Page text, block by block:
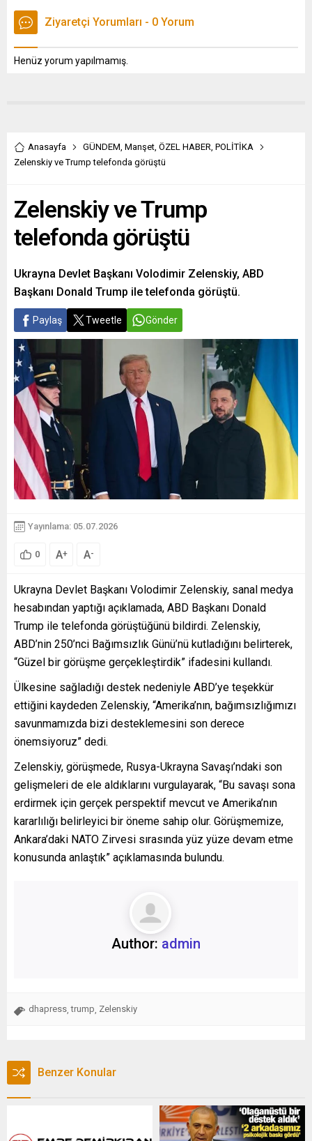
Ziyaretçi Yorumları - 0 Yorum
Henüz yorum yapılmamış.
Anasayfa GÜNDEM, Manşet, ÖZEL HABER, POLİTİKA
Zelenskiy ve Trump telefonda görüştü
Zelenskiy ve Trump
telefonda görüştü
Ukrayna Devlet Başkanı Volodimir Zelenskiy, ABD
Başkanı Donald Trump ile telefonda görüştü.
Paylaş Tweetle Gönder
Yayınlama: 05.07.2026
0 A+ A-
Ukrayna Devlet Başkanı Volodimir Zelenskiy, sanal medya
hesabından yaptığı açıklamada, ABD Başkanı Donald
Trump ile telefonda görüştüğünü bildirdi. Zelenskiy,
ABD’nin 250’nci Bağımsızlık Günü’nü kutladığını belirterek,
“Güzel bir görüşme gerçekleştirdik” ifadesini kullandı.
Ülkesine sağladığı destek nedeniyle ABD’ye teşekkür
ettiğini kaydeden Zelenskiy, “Amerika’nın, bağımsızlığımızı
savunmamızda bizi desteklemesini son derece
önemsiyoruz” dedi.
Zelenskiy, görüşmede, Rusya-Ukrayna Savaşı’ndaki son
gelişmeleri de ele aldıklarını vurgulayarak, “Bu savaşı sona
erdirmek için gerçek perspektif mevcut ve Amerika’nın
kararlılığı belirleyici bir öneme sahip olur. Görüşmemize,
Ankara’daki NATO Zirvesi sırasında yüz yüze devam etme
konusunda anlaştık” açıklamasında bulundu.
Author: admin
dhapress ,trump Zelenskiy
Benzer Konular